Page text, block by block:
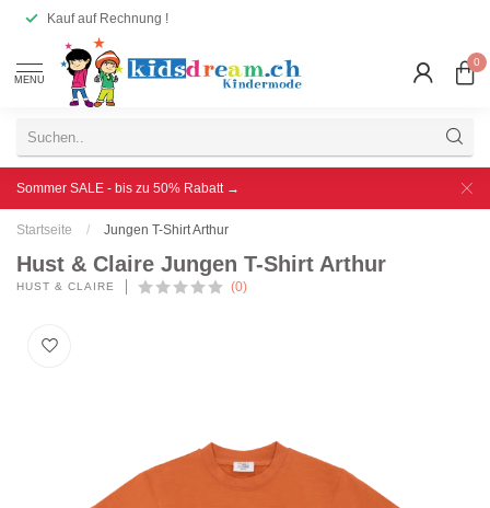
Kauf auf Rechnung !
MENU
0
Sommer SALE - bis zu 50% Rabatt →
Startseite / Jungen T-Shirt Arthur
Hust & Claire Jungen T-Shirt Arthur
HUST & CLAIRE (0)